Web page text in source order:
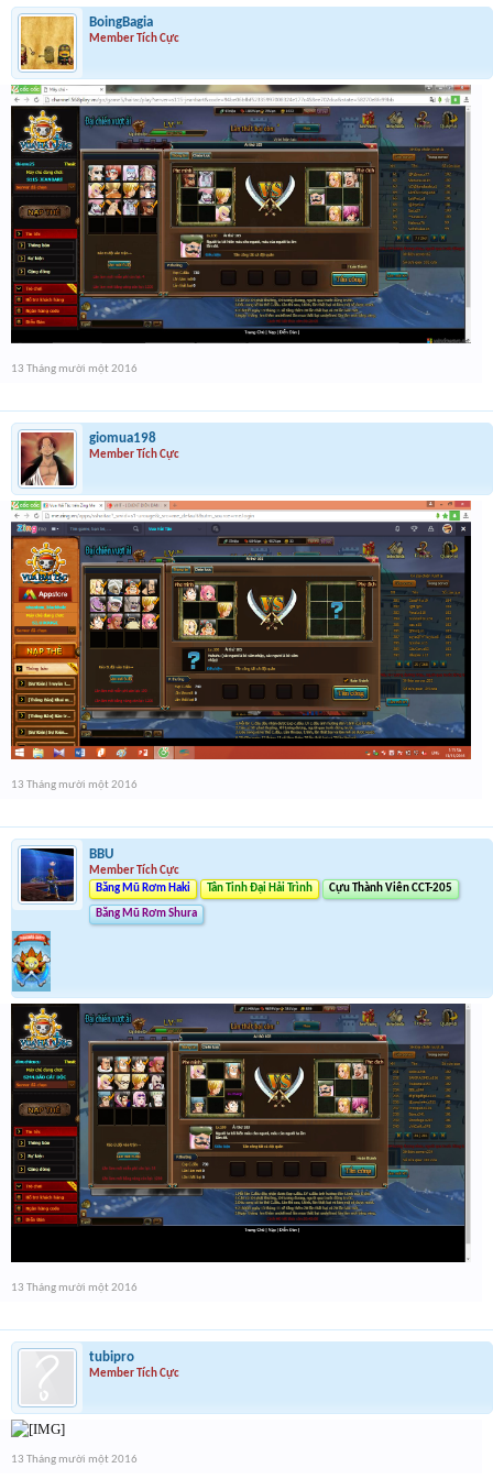
BoingBagia
Member Tích Cực
13 Tháng mười một 2016
giomua198
Member Tích Cực
13 Tháng mười một 2016
BBU
Member Tích Cực
Băng Mũ Rơm Haki
Tân Tinh Đại Hải Trình Cựu Thành Viên CCT-205
Băng Mũ Rơm Shura
13 Tháng mười một 2016
tubipro
Member Tích Cực
13 Tháng mười một 2016